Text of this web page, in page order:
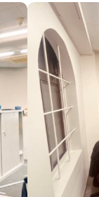
本当に今回は
また次引っ越
ます(^_^)v